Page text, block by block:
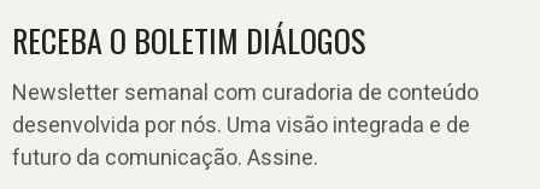
RECEBA O BOLETIM DIÁLOGOS
Newsletter semanal com curadoria de conteúdo
desenvolvida por nós. Uma visão integrada e de
futuro da comunicação. Assine.